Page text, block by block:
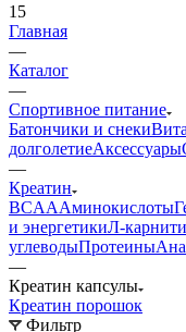
15
Главная
—
Каталог
—
Спортивное питание
Батончики и снеки
долголетиеАксессуары
—
Креатин
BCAAАминокислоты
и энергетикиЛ-
углеводыПротеины
—
Креатин капсулы
Креатин порошок
Фильтр